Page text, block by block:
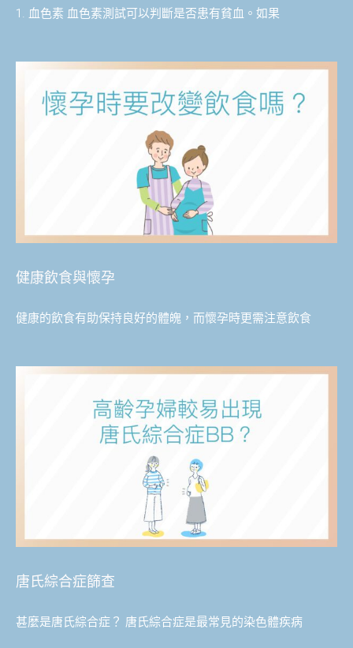
1. 血色素 血色素測試可以判斷是否患有貧血。如果
健康飲食與懷孕
健康的飲食有助保持良好的體魄，而懷孕時更需注意飲食
唐氏綜合症篩查
甚麼是唐氏綜合症？ 唐氏綜合症是最常見的染色體疾病